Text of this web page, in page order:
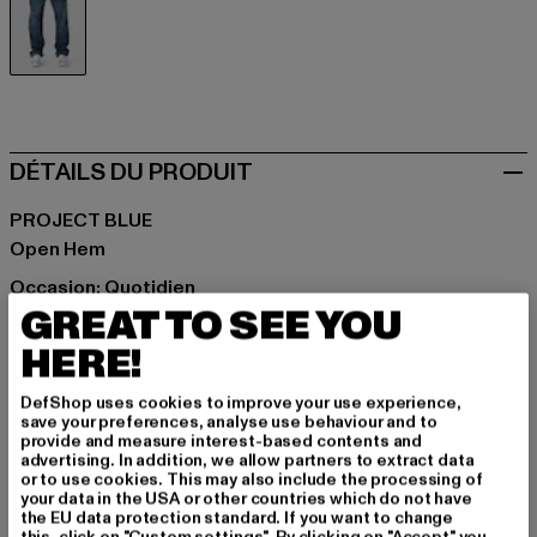
DÉTAILS DU PRODUIT
PROJECT BLUE
Open Hem
Occasion: Quotidien
Détails: Pochette à monnaie, Poche arrière, Poche de
rangement
Coupe: Décontracté
Marque: Project Blue
Catégorie: Apparel
Couleur: blau
Couleur du fabricant: ink blue
Composition du matériau: 90% Coton, 10% Polyester
GREAT TO SEE YOU
HERE!
DefShop uses cookies to improve your use experience,
save your preferences, analyse use behaviour and to
provide and measure interest-based contents and
advertising. In addition, we allow partners to extract data
or to use cookies. This may also include the processing of
your data in the USA or other countries which do not have
the EU data protection standard. If you want to change